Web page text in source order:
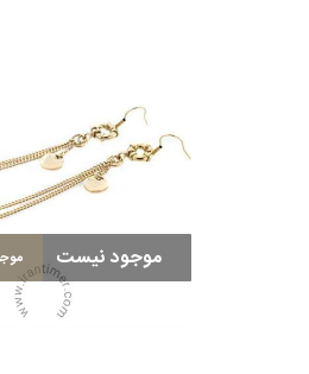
موجود نیست